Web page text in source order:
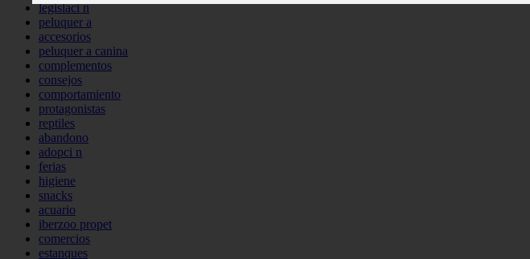
legislaci n
peluquer a
accesorios
peluquer a canina
complementos
consejos
comportamiento
protagonistas
reptiles
abandono
adopci n
ferias
higiene
snacks
acuario
iberzoo propet
comercios
estanques